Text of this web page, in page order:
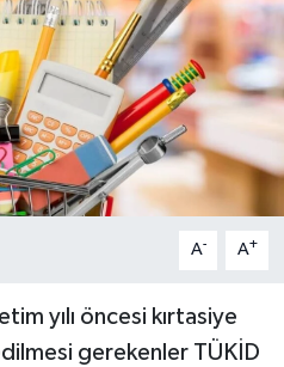
A- A+
yılı öncesi kırtasiye
gerekenler TÜKİD